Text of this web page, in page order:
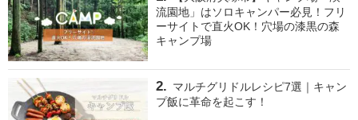
流園地」はソロキャンパー必見！フリ
ーサイトで直火OK！穴場の漆黒の森
キャンプ場
マルチグリドルレシピ7選｜キャン
プ飯に革命を起こす！